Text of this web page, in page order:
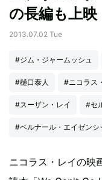
の長編も上映
2013.07.02 Tue
#ジム・ジャームッシュ
#樋口泰人 #ニコラス
#スーザン・レイ #セ
#ベルナール・エイゼンシ
ニコラス・レイの映